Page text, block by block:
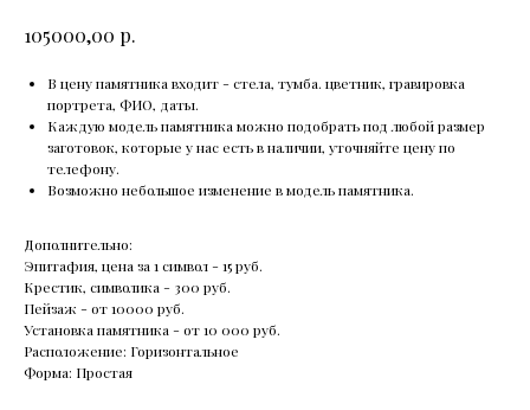
105000,00 р.
В цену памятника входит - стела, тумба. цветник, гравировка
портрета, ФИО, даты.
Каждую модель памятника можно подобрать под любой размер
заготовок, которые у нас есть в наличии, уточняйте цену по
телефону.
Возможно небольшое изменение в модель памятника.
Дополнительно:
Эпитафия, цена за 1 символ - 15 руб.
Крестик, символика - 300 руб.
Пейзаж - от 10000 руб.
Установка памятника - от 10 000 руб.
Расположение: Горизонтальное
Форма: Простая